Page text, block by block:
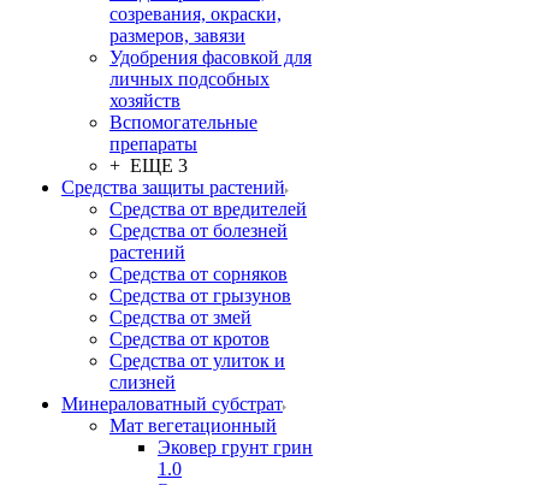
созревания, окраски,
размеров, завязи
Удобрения фасовкой для
личных подсобных
хозяйств
Вспомогательные
препараты
+ ЕЩЕ 3
Средства защиты растений
Средства от вредителей
Средства от болезней
растений
Средства от сорняков
Средства от грызунов
Средства от змей
Средства от кротов
Средства от улиток и
слизней
Минераловатный субстрат
Мат вегетационный
Эковер грунт грин
1.0